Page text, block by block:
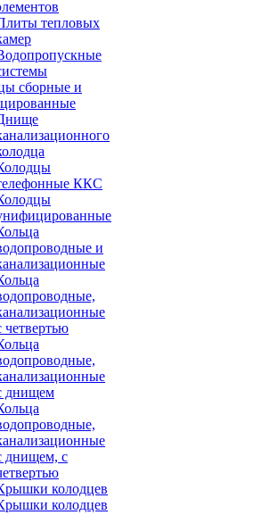
тепловых
сборные и
ККС
и
четвертью
днищем
днищем, с
колодцев
колодцев